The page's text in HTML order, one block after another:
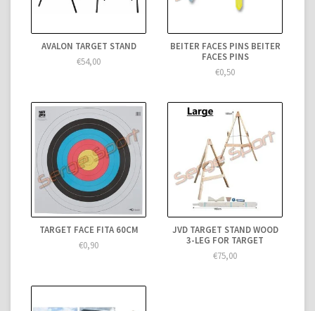
AVALON TARGET STAND
€54,00
BEITER FACES PINS BEITER
FACES PINS
€0,50
TARGET FACE FITA 60CM
€0,90
JVD TARGET STAND WOOD
3-LEG FOR TARGET
€75,00